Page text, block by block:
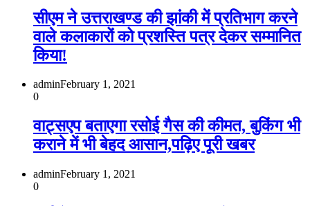
सीएम ने उत्तराखण्ड की झांकी में प्रतिभाग करने
वाले कलाकारों को प्रशस्ति पत्र देकर सम्मानित
किया!
adminFebruary 1, 2021
0
वाट्सएप बताएगा रसोई गैस की कीमत, बुकिंग भी
कराने में भी बेहद आसान,पढ़िए पूरी खबर
adminFebruary 1, 2021
0